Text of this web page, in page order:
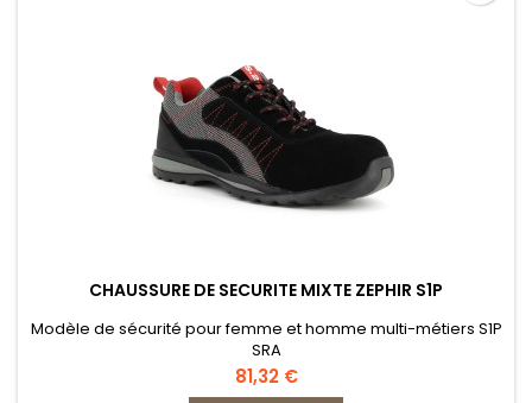
CHAUSSURE DE SECURITE MIXTE ZEPHIR S1P
Modèle de sécurité pour femme et homme multi-métiers S1P
SRA
Prix
81,32 €